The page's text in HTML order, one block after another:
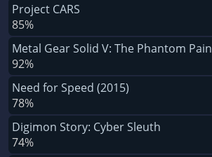
Project CARS
85%
Metal Gear Solid V: The Phantom Pain
92%
Need for Speed (2015)
78%
Digimon Story: Cyber Sleuth
74%